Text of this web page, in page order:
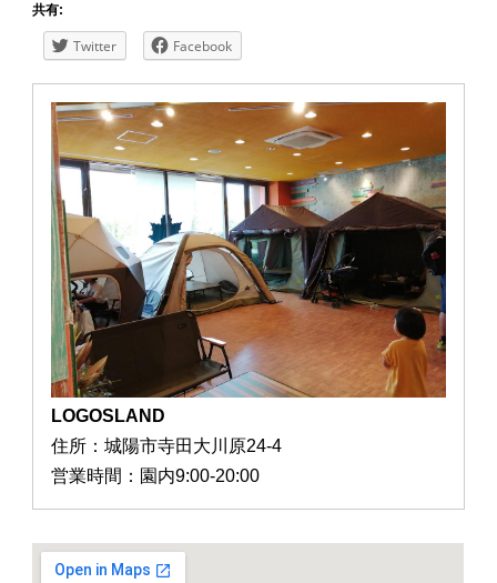
共有:
Twitter Facebook
LOGOSLAND
住所：城陽市寺田大川原24-4
営業時間：園内9:00-20:00